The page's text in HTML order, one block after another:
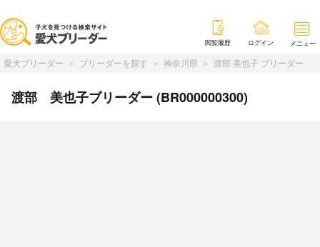
閲覧履歴 ログイン メニュー
愛犬ブリーダー ブリーダーを探す 神奈川県 渡部 美也子 ブリーダー
渡部 美也子ブリーダー (BR000000300)